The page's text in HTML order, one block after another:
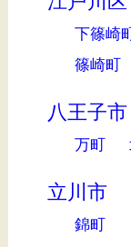
下篠崎
篠崎町
八王子市
万町
立川市
錦町